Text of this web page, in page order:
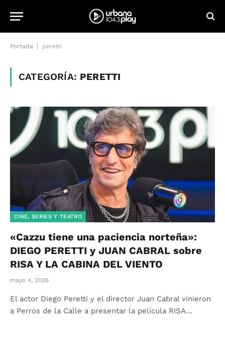
Portada peretti
CATEGORÍA: PERETTI
CINE, SERIES Y TEATRO
«Cazzu tiene una paciencia norteña»:
DIEGO PERETTI y JUAN CABRAL sobre
RISA Y LA CABINA DEL VIENTO
mayo 4, 2026
El actor Diego Peretti y el director Juan Cabral vinieron
a Perros de la Calle a presentar la película RISA…